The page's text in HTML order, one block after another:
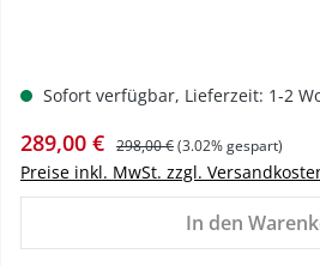
Sofort verfügbar, Lieferzeit: 1-2
Verkaufspreis:
289,00 € Regulärer Preis:
298,00 €(3.02% gespart)
Preise inkl. MwSt. zzgl.
In den